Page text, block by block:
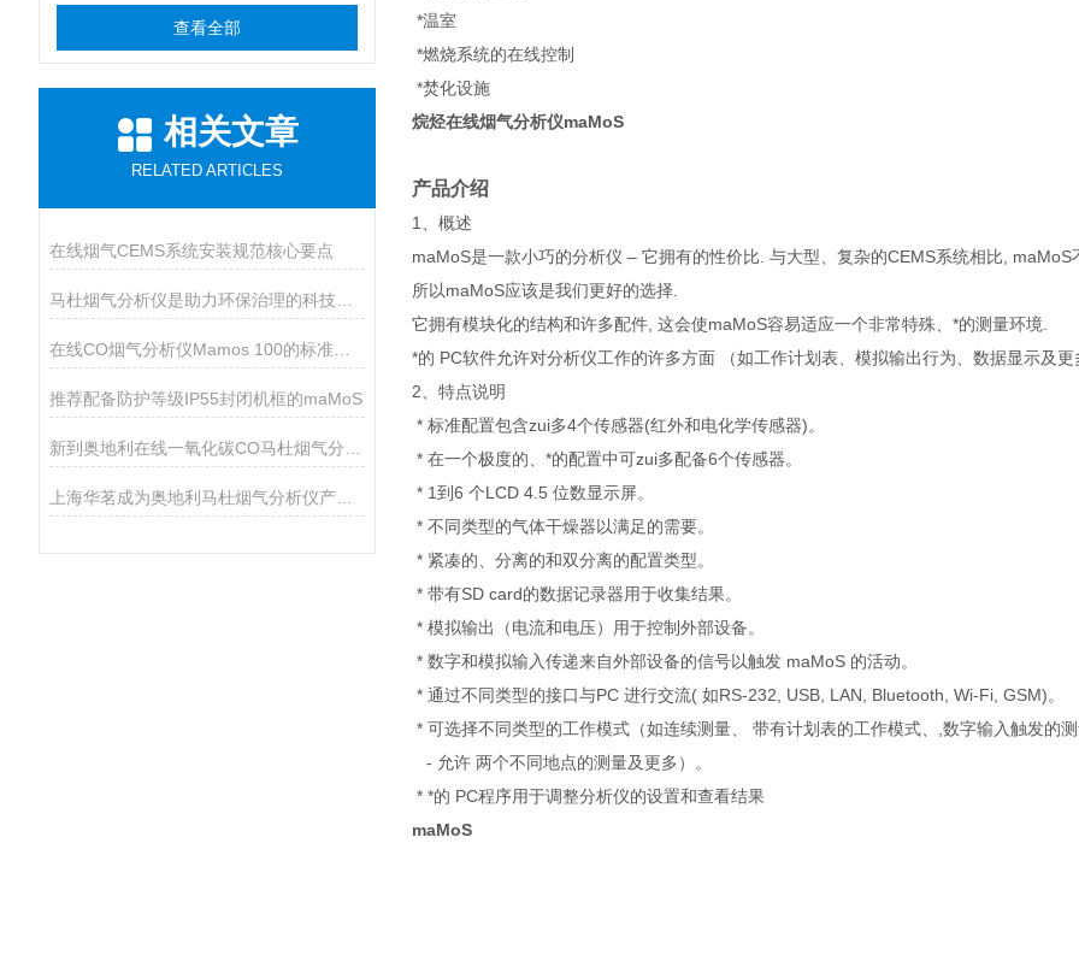
查看全部
相关文章
RELATED ARTICLES
在线烟气CEMS系统安装规范核心要点
推荐配备防护等级IP55封闭机框的maMoS
*温室
*燃烧系统的在线控制
*焚化设施
烷烃在线烟气分析仪maMoS
产品介绍
1
、概述
maMoS是一款小巧的分析仪 – 它拥有的性价比. 与大型、复杂的CEMS系统相比,
所以maMoS应该是我们更好的选择.
它拥有模块化的结构和许多配件, 这会使maMoS容易适应一个非常特殊、*的测量环境.
*的 PC软件允许对分析仪工作的许多方面 （如工作计划表、模拟输出行为、数据显示及
2 、特点说明
* 标准配置包含zui多4个传感器(红外和电化学传感器)。
* 在一个极度的、*的配置中可zui多配备6个传感器。
* 1到6 个LCD 4.5 位数显示屏。
* 不同类型的气体干燥器以满足的需要。
* 紧凑的、分离的和双分离的配置类型。
* 带有SD card的数据记录器用于收集结果。
* 模拟输出（电流和电压）用于控制外部设备。
* 数字和模拟输入传递来自外部设备的信号以触发 maMoS 的活动。
* 通过不同类型的接口与PC 进行交流( 如RS-232, USB, LAN, Bluetooth, Wi-Fi, GSM)。
* 可选择不同类型的工作模式（如连续测量、 带有计划表的工作模式、,数字输入触发的
- 允许 两个不同地点的测量及更多）。
* *的 PC程序用于调整分析仪的设置和查看结果
maMoS